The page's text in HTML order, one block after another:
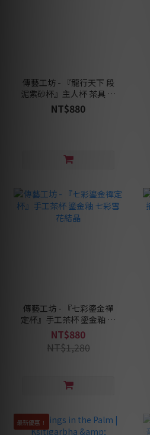
傳藝工坊 - 『龍行天下 段
泥紫砂杯』主人杯 茶具 立
體浮雕 紫砂黃段泥
NT$880
傳藝工坊 - 『七彩鎏金禪
定杯』手工茶杯 鎏金釉 七
彩雪花結晶
NT$880
NT$1,280
最新優惠！